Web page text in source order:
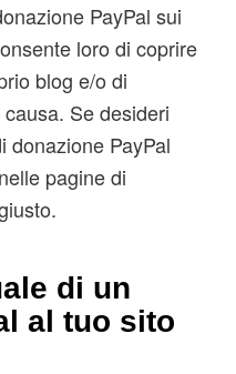
PayPal sui
loro di coprire
blog e/o di
Se desideri
donazione PayPal
pagine di
di un
al tuo sito